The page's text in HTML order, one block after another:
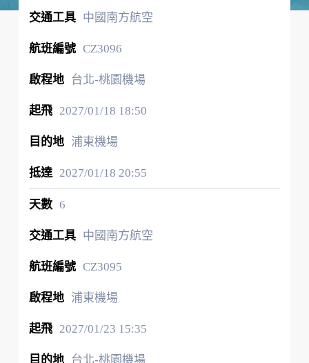
中國南方航空
CZ3096
台北-桃園機場
2027/01/18 18:50
浦東機場
2027/01/18 20:55
6
中國南方航空
CZ3095
浦東機場
2027/01/23 15:35
台北-桃園機場